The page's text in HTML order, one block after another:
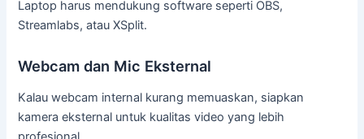
Laptop harus mendukung software seperti OBS,
Streamlabs, atau XSplit.
Webcam dan Mic Eksternal
Kalau webcam internal kurang memuaskan, siapkan
kamera eksternal untuk kualitas video yang lebih